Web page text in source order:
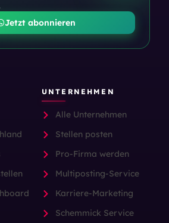
Jetzt abonnieren
UNTERNEHMEN
Alle Unternehmen
Stellen posten
Pro-Firma werden
Multiposting-Service
Karriere-Marketing
Schemmick Service